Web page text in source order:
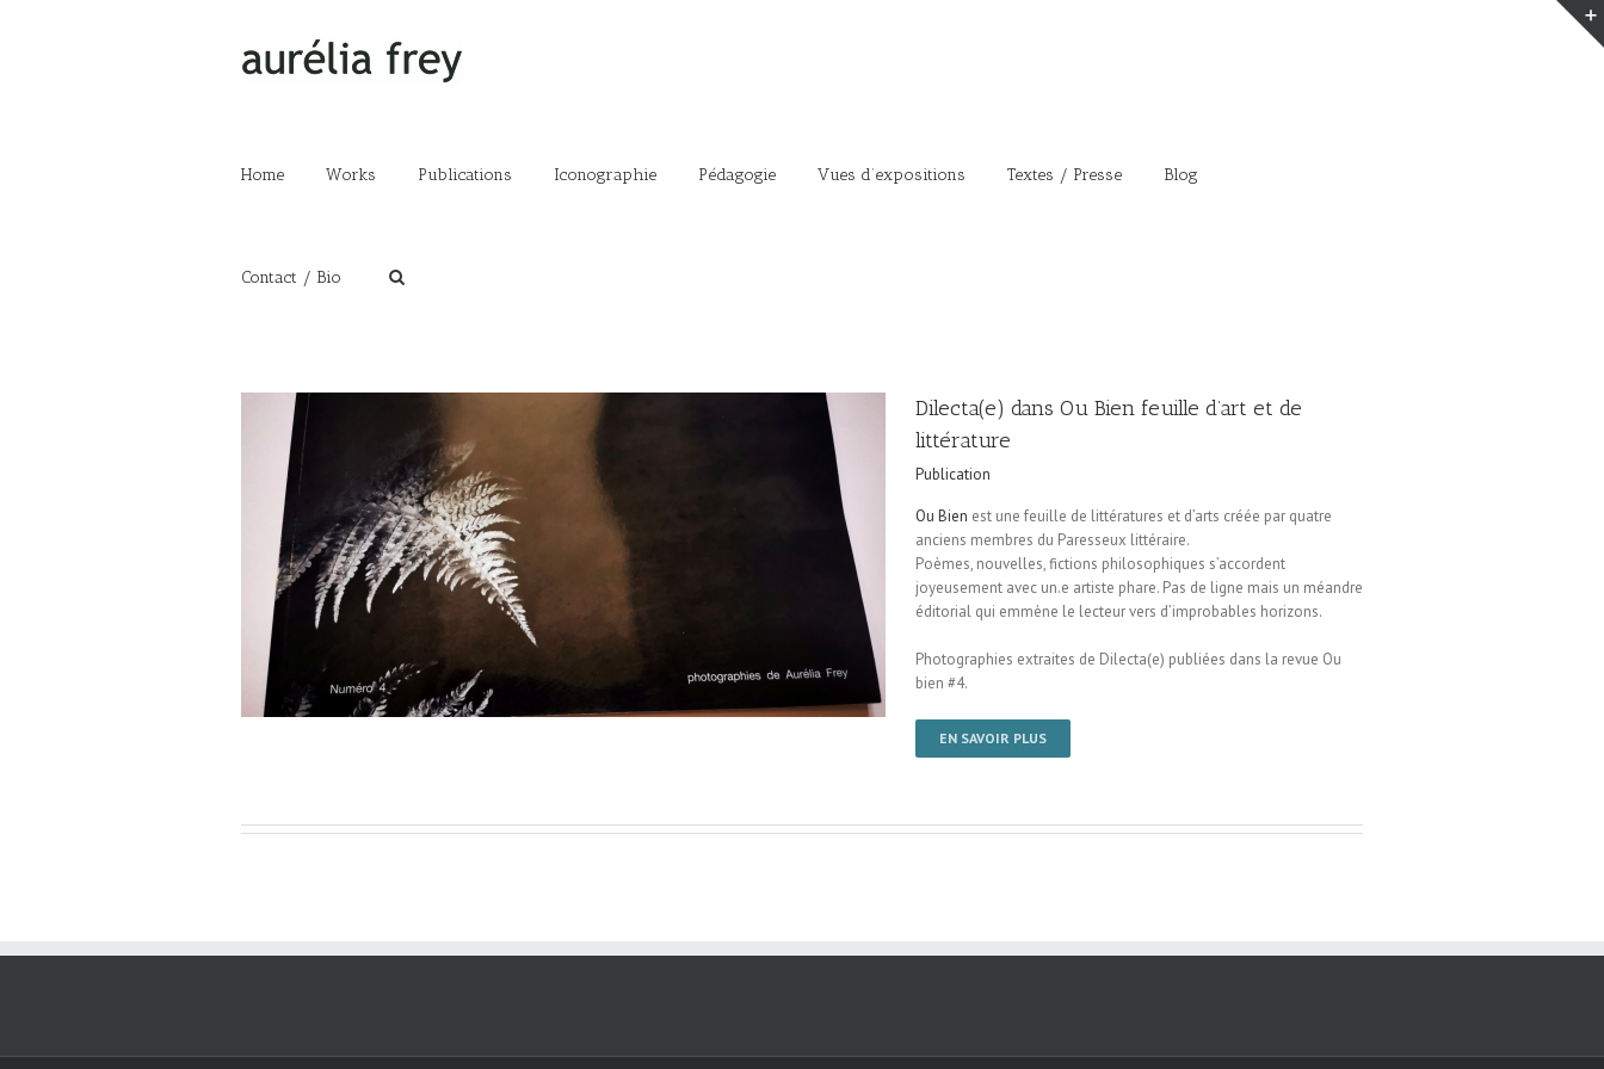
Home Works Publications Iconographie Pédagogie Vues d’expositions Textes / Presse Blog
Contact / Bio
Dilecta(e) dans Ou Bien feuille d’art et de
littérature
Publication
Ou Bien est une feuille de littératures et d’arts créée par quatre
anciens membres du Paresseux littéraire.
Poèmes, nouvelles, fictions philosophiques s’accordent
joyeusement avec un.e artiste phare. Pas de ligne mais un méandre
éditorial qui emmène le lecteur vers d’improbables horizons.
Photographies extraites de Dilecta(e) publiées dans la revue Ou
bien #4.
EN SAVOIR PLUS